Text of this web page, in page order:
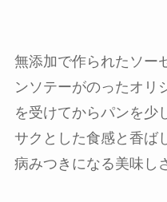
無添加で作られたソー
ンソテーがのったオリ
を受けてからパンを少
サクとした食感と香ば
病みつきになる美味し